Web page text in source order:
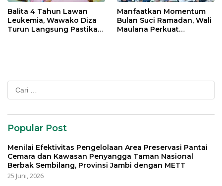
Balita 4 Tahun Lawan
Leukemia, Wawako Diza
Turun Langsung Pastikan
Manfaatkan Momentum
Bulan Suci Ramadan, Wali
Maulana Perkuat
Cari
untuk:
Popular Post
Menilai Efektivitas Pengelolaan Area Preservasi Pantai
Cemara dan Kawasan Penyangga Taman Nasional
Berbak Sembilang, Provinsi Jambi dengan METT
25 Juni, 2026